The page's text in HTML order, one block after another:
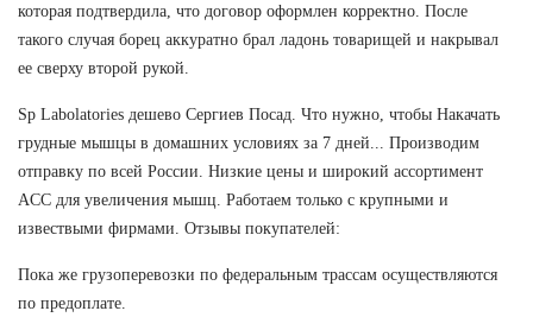
которая подтвердила, что договор оформлен корректно. После
такого случая борец аккуратно брал ладонь товарищей и накрывал
ее сверху второй рукой.
Sp Labolatories дешево Сергиев Посад. Что нужно, чтобы Накачать
грудные мышцы в домашних условиях за 7 дней... Производим
отправку по всей России. Низкие цены и широкий ассортимент
ACC для увеличения мышц. Работаем только с крупными и
извествыми фирмами. Отзывы покупателей:
Пока же грузоперевозки по федеральным трассам осуществляются
по предоплате.